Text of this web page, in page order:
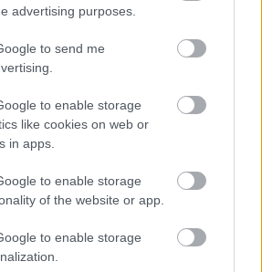
advertising purposes.
to send me
to enable storage
like cookies on web or
in apps.
to enable storage
of the website or app.
to enable storage
az autót az utolsó kiállásra! Kereket
de Kubica marad az autóban. A #6-os
körben jön, az #51-es később.
a P2-ben: a szoros csatában élen álló
Nick Yellolyt bokszutcai gyorshajtás